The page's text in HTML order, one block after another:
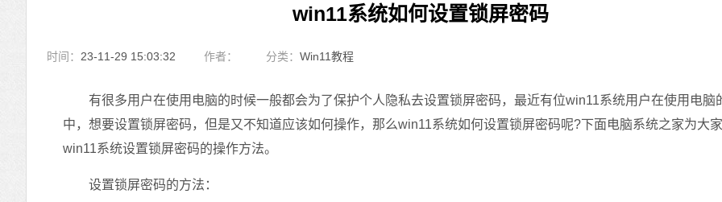
win11系统如何设置锁屏密码
时间： 23-11-29 15:03:32 作者： 分类： Win11教程
有很多用户在使用电脑的时候一般都会为了保护个人隐私去设置锁屏密码，最近有位win11系统用户在使用电脑
中，想要设置锁屏密码，但是又不知道应该如何操作，那么win11系统如何设置锁屏密码呢?下面电脑系统之家为大
win11系统设置锁屏密码的操作方法。
设置锁屏密码的方法：